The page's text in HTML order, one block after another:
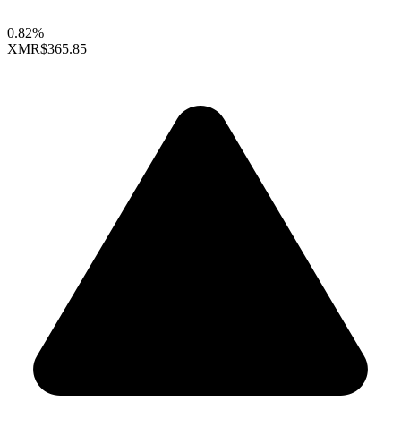
0.82%
XMR$365.85